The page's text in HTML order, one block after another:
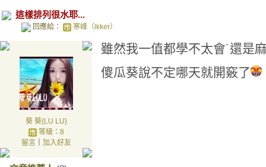
這樣排列很水耶...
回應給： 寒峰（lkker）
葵 葵{LU LU}
等級：8
留言｜ 加入好友
雖然我一值都學不太會˙還是
傻瓜葵說不定哪天就開竅了